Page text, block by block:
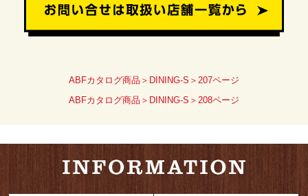
ABFカタログ商品＞DINING-S＞207ページ
ABFカタログ商品＞DINING-S＞208ページ